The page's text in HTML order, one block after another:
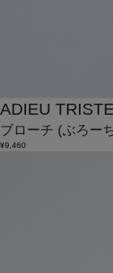
ADIEU
ブローチ (ぶろー
¥9,460